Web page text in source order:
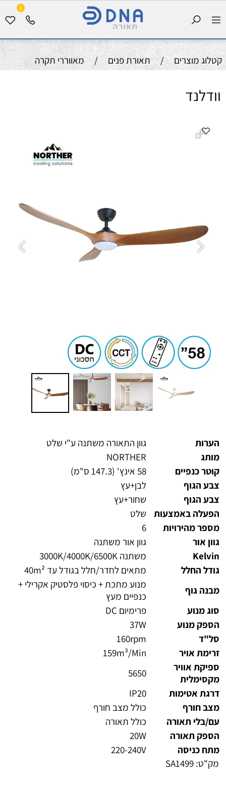
0
קטלוג מוצרים / תאורת פנים / מאווררי תקרה
וודלנד
הערות
גוון התאורה משתנה ע"י שלט
מותג
NORTHER
קוטר כנפיים
58 אינץ' (147.3 ס"מ)
צבע הגוף
לבן+עץ
צבע הגוף
שחור+עץ
הפעלה באמצעות
שלט
מספר מהירויות
6
גוון אור
גוון אור משתנה
Kelvin
משתנה 3000K/4000K/6500K
גודל החלל
מתאים לחדר/חלל בגודל עד 40m²
מבנה גוף
מנוע מתכת + כיסוי פלסטיק אקרילי +
כנפיים מעץ
סוג מנוע
פרימיום DC
הספק מנוע
37W
סל"ד
160rpm
זרימת אויר
159m³/Min
ספיקת אוויר
מקסימלית
5650
דרגת אטימות
IP20
מצב חורף
כולל מצב חורף
עם/בלי תאורה
כולל תאורה
הספק תאורה
20W
מתח כניסה
220-240V
מק"ט: SA1499